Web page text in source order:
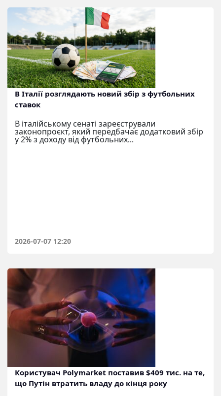
В Італії розглядають новий збір з футбольних
ставок
В італійському сенаті зареєстрували
законопроєкт, який передбачає додатковий збір
у 2% з доходу від футбольних...
2026-07-07 12:20
Користувач Polymarket поставив $409 тис. на те,
що Путін втратить владу до кінця року